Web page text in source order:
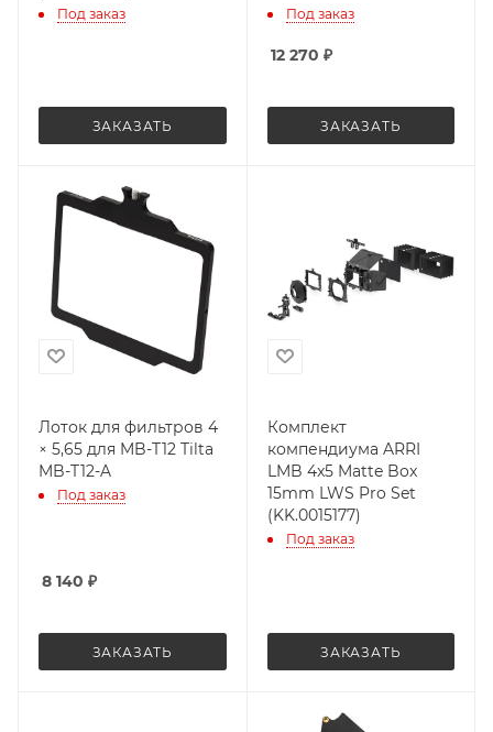
Под заказ
ЗАКАЗАТЬ
Под заказ
12 270 ₽
ЗАКАЗАТЬ
Лоток для фильтров 4
× 5,65 для MB-T12 Tilta
MB-T12-A
Под заказ
8 140 ₽
ЗАКАЗАТЬ
Комплект
компендиума ARRI
LMB 4x5 Matte Box
15mm LWS Pro Set
(KK.0015177)
Под заказ
ЗАКАЗАТЬ